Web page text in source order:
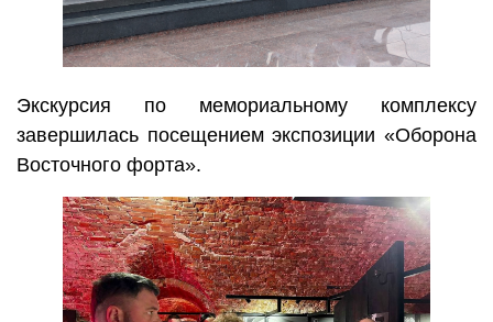
Экскурсия по мемориальному комплексу
завершилась посещением экспозиции «Оборона
Восточного форта».